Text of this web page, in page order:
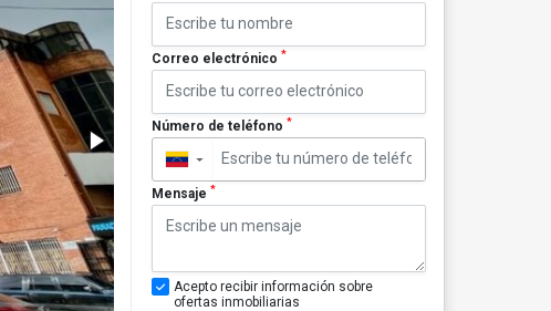
Correo electrónico *
Número de teléfono *
▼
Mensaje *
Acepto recibir información sobre
ofertas inmobiliarias